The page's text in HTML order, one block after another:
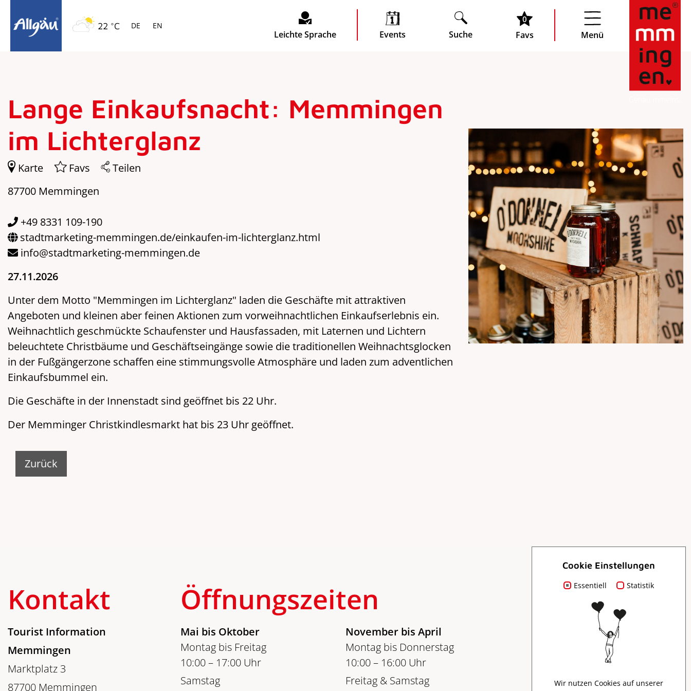
Springe zur Navigation
Springe zum Hauptinhalt
Menü
22 °C DE EN
Leichte Sprache Events Suche
0
Favs
Lange Einkaufsnacht: Memmingen
im Lichterglanz
Karte Favs
Teilen
87700 Memmingen
+49 8331 109-190
stadtmarketing-memmingen.de/einkaufen-im-lichterglanz.html
info@stadtmarketing-memmingen.de
27.11.2026
Unter dem Motto "Memmingen im Lichterglanz" laden die Geschäfte mit attraktiven
Angeboten und kleinen aber feinen Aktionen zum vorweihnachtlichen Einkaufserlebnis ein.
Weihnachtlich geschmückte Schaufenster und Hausfassaden, mit Laternen und Lichtern
beleuchtete Christbäume und Geschäftseingänge sowie die traditionellen Weihnachtsglocken
in der Fußgängerzone schaffen eine stimmungsvolle Atmosphäre und laden zum adventlichen
Einkaufsbummel ein.
Die Geschäfte in der Innenstadt sind geöffnet bis 22 Uhr.
Der Memminger Christkindlesmarkt hat bis 23 Uhr geöffnet.
Zurück
Kontakt
Tourist Information
Memmingen
Marktplatz 3
87700 Memmingen
Öffnungszeiten
Mai bis Oktober
Montag bis Freitag
10:00 – 17:00 Uhr
Samstag
November bis April
Montag bis Donnerstag
10:00 – 16:00 Uhr
Freitag & Samstag
Für Dich
Prospekte
Presse
Cookie Einstellungen
Essentiell Statistik
Wir nutzen Cookies auf unserer